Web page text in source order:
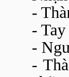
-
-
-
-